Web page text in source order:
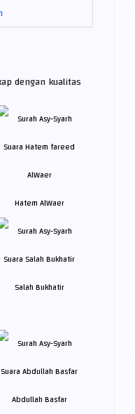
dengan kualitas
Hatem AlWaer
Salah Bukhatir
Abdullah Basfar